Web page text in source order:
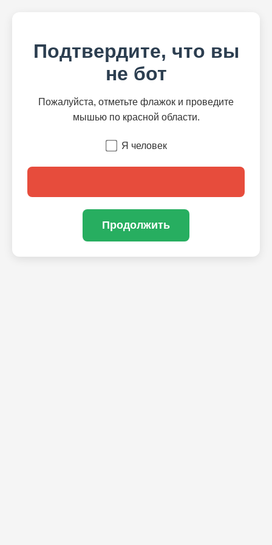
Подтвердите, что вы
не бот
Пожалуйста, отметьте флажок и проведите
мышью по красной области.
Я человек
Продолжить